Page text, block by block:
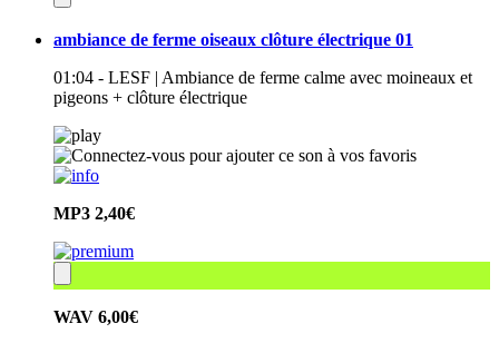
ambiance de ferme oiseaux clôture électrique 01
01:04 - LESF | Ambiance de ferme calme avec moineaux et
pigeons + clôture électrique
MP3 2,40€
WAV 6,00€